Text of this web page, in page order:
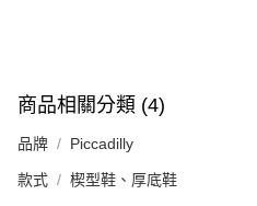
商品相關分類 (4)
品牌 Piccadilly
款式 楔型鞋、厚底鞋